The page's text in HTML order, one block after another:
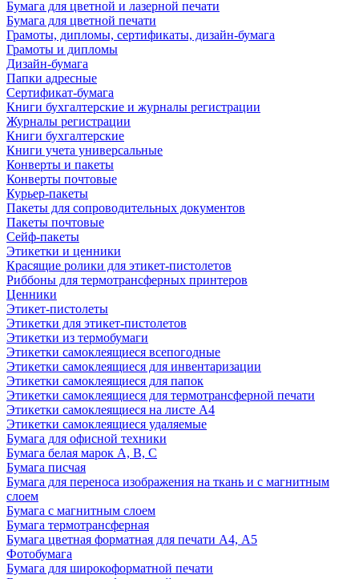
Бумага для цветной и лазерной печати
Бумага для цветной печати
Грамоты, дипломы, сертификаты, дизайн-бумага
Грамоты и дипломы
Дизайн-бумага
Папки адресные
Сертификат-бумага
Книги бухгалтерские и журналы регистрации
Журналы регистрации
Книги бухгалтерские
Книги учета универсальные
Конверты и пакеты
Конверты почтовые
Курьер-пакеты
Пакеты для сопроводительных документов
Пакеты почтовые
Сейф-пакеты
Этикетки и ценники
Красящие ролики для этикет-пистолетов
Риббоны для термотрансферных принтеров
Ценники
Этикет-пистолеты
Этикетки для этикет-пистолетов
Этикетки из термобумаги
Этикетки самоклеящиеся всепогодные
Этикетки самоклеящиеся для инвентаризации
Этикетки самоклеящиеся для папок
Этикетки самоклеящиеся для термотрансферной печати
Этикетки самоклеящиеся на листе А4
Этикетки самоклеящиеся удаляемые
Бумага для офисной техники
Бумага белая марок А, В, С
Бумага писчая
Бумага для переноса изображения на ткань и с магнитным
слоем
Бумага с магнитным слоем
Бумага термотрансферная
Бумага цветная форматная для печати А4, А5
Фотобумага
Бумага для широкоформатной печати